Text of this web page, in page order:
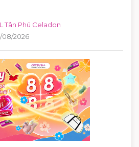
Tân Phú Celadon
08/2026